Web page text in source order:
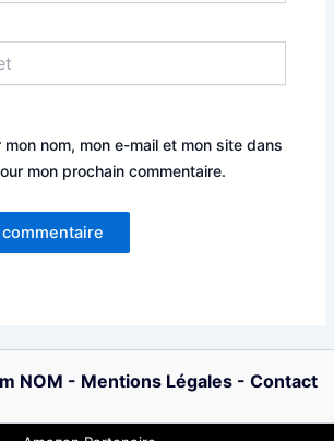
mon nom, mon e-mail et mon site dans
mon prochain commentaire.
NOM - Mentions Légales- Contact